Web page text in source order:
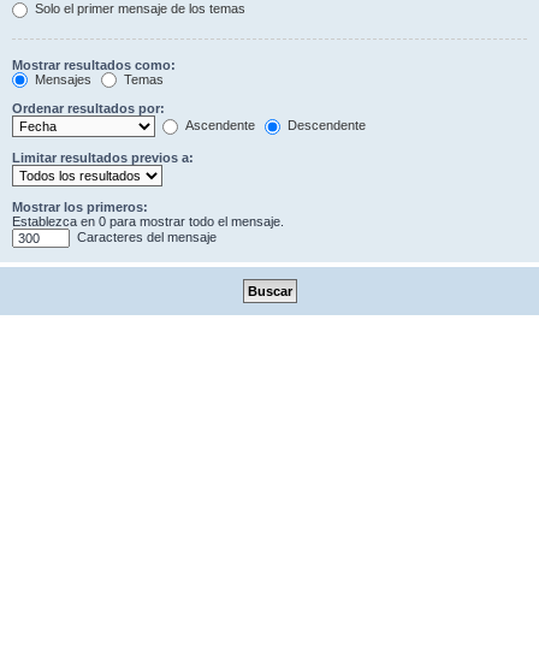
Solo el primer mensaje de los temas
Mostrar resultados como:
Mensajes
Temas
Ordenar resultados por:
Ascendente
Descendente
Limitar resultados previos a:
Mostrar los primeros:
Establezca en 0 para mostrar todo el mensaje.
Caracteres del mensaje